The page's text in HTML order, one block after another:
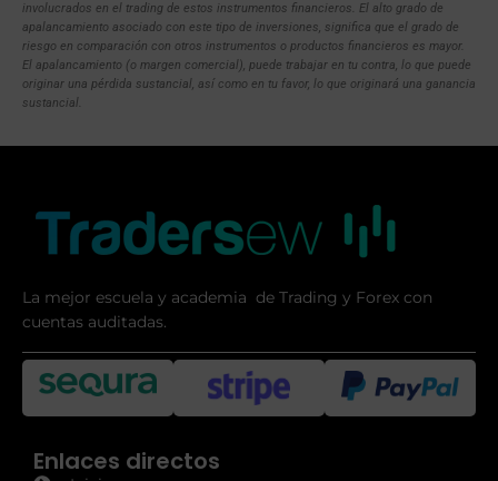
involucrados en el trading de estos instrumentos financieros. El alto grado de
apalancamiento asociado con este tipo de inversiones, significa que el grado de
riesgo en comparación con otros instrumentos o productos financieros es mayor.
El apalancamiento (o margen comercial), puede trabajar en tu contra, lo que puede
originar una pérdida sustancial, así como en tu favor, lo que originará una ganancia
sustancial.
La mejor escuela y academia de Trading y Forex con
cuentas auditadas.
Enlaces directos